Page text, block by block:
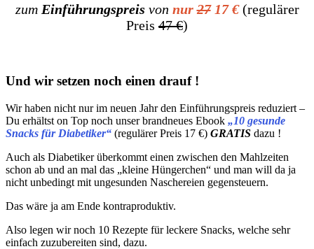
zumEinführungspreis von nur2717 €(regulärer
Preis 47 €)
Und wir setzen noch einen drauf !
Wir haben nicht nur im neuen Jahr den Einführungspreis reduziert –
Du erhältst on Top noch unser brandneues Ebook „10 gesunde
Snacks für Diabetiker“ (regulärer Preis 17 €) GRATIS dazu !
Auch als Diabetiker überkommt einen zwischen den Mahlzeiten
schon ab und an mal das „kleine Hüngerchen“ und man will da ja
nicht unbedingt mit ungesunden Naschereien gegensteuern.
Das wäre ja am Ende kontraproduktiv.
Also legen wir noch 10 Rezepte für leckere Snacks, welche sehr
einfach zuzubereiten sind, dazu.